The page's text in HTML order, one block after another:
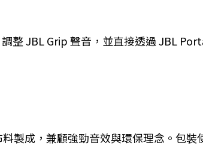
整 JBL Grip 聲音，並直接透過 JBL
製成，兼顧強勁音效與環保理念。包裝